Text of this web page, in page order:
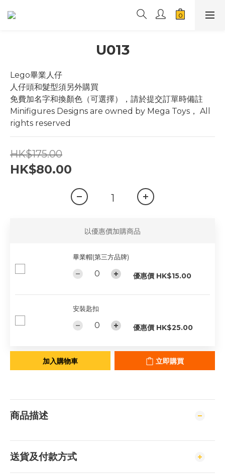
U013
Lego畢業人仔
人仔頭和髮型須另外購買
免費加名字和換顏色（可選擇），請於提交訂單時備註
Minifigures Designs are owned by Mega Toys， All
rights reserved
HK$175.00
HK$80.00
以優惠價加購商品
畢業帽(第三方品牌)
優惠價 HK$15.00
安裝匙扣
優惠價 HK$25.00
加入購物車 立即購買
商品描述
送貨及付款方式